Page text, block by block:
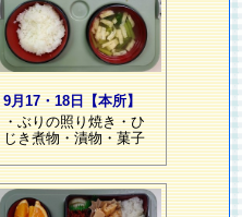
9月17・18日【本所】
・ぶりの照り焼き・ひ
じき煮物・漬物・菓子